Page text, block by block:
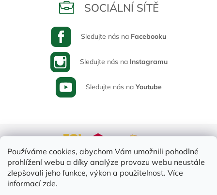
Používáme cookies, abychom Vám umožnili pohodlné
prohlížení webu a díky analýze provozu webu neustále
zlepšovali jeho funkce, výkon a použitelnost. Více
informacízde.
SOCIÁLNÍ SÍTĚ
Sledujte nás na Facebooku
Sledujte nás na Instagramu
Sledujte nás na Youtube